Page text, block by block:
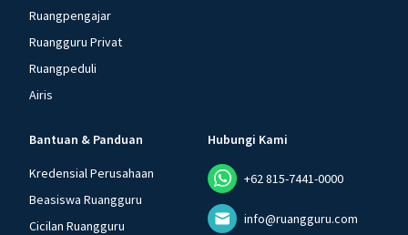
Ruangpengajar
Ruangguru Privat
Ruangpeduli
Airis
Bantuan & Panduan
Kredensial Perusahaan
Beasiswa Ruangguru
Cicilan Ruangguru
Hubungi Kami
+62 815-7441-0000
info@ruangguru.com